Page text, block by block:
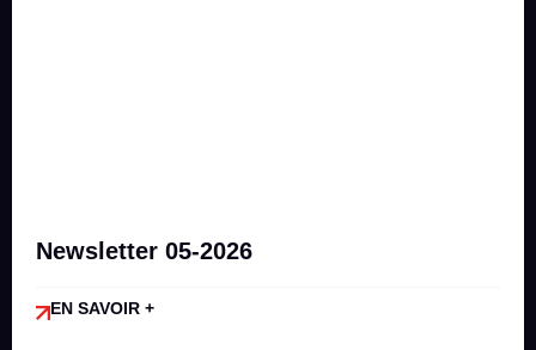
Newsletter 05-2026
EN SAVOIR +